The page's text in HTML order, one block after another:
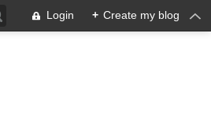
Login + Create my blog